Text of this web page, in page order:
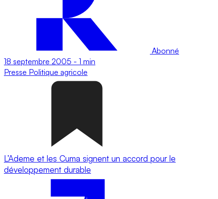
Abonné
18 septembre 2005 - 1 min
Presse Politique agricole
L’Ademe et les Cuma signent un accord pour le
développement durable